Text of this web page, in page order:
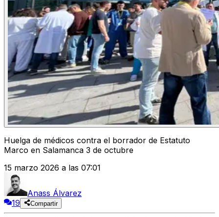
Huelga de médicos contra el borrador de Estatuto
Marco en Salamanca 3 de octubre
15 marzo 2026 a las 07:01
Anass Álvarez
19
Compartir